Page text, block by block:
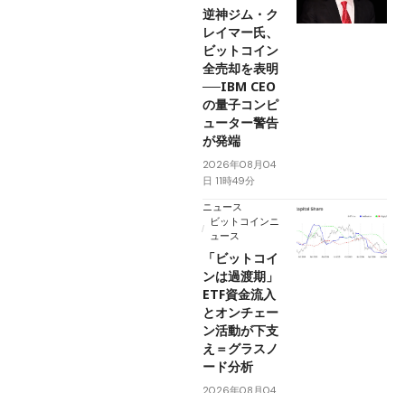
逆神ジム・ク
レイマー氏、
ビットコイン
全売却を表明
──IBM CEO
の量子コンピ
ューター警告
が発端
2026年08月04
日 11時49分
ニュース
ビットコインニ
ュース
「ビットコイ
ンは過渡期」
ETF資金流入
とオンチェー
ン活動が下支
え＝グラスノ
ード分析
2026年08月04